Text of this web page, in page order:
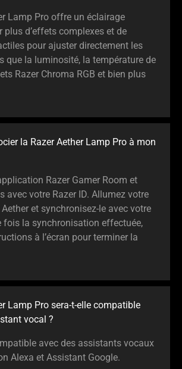
Lamp Pro offre un éclairage
plus d’effets complexes et de
pour ajuster directement les
que la luminosité, la température de
Razer Chroma RGB et bien plus
la Razer Aether Lamp Pro à mon
Razer Gamer Room et
avec votre Razer ID. Allumez votre
et synchronisez-le avec votre
fois la synchronisation effectuée,
à l’écran pour terminer la
Lamp Pro sera-t-elle compatible
vocal ?
avec des assistants vocaux
Alexa et Assistant Google.